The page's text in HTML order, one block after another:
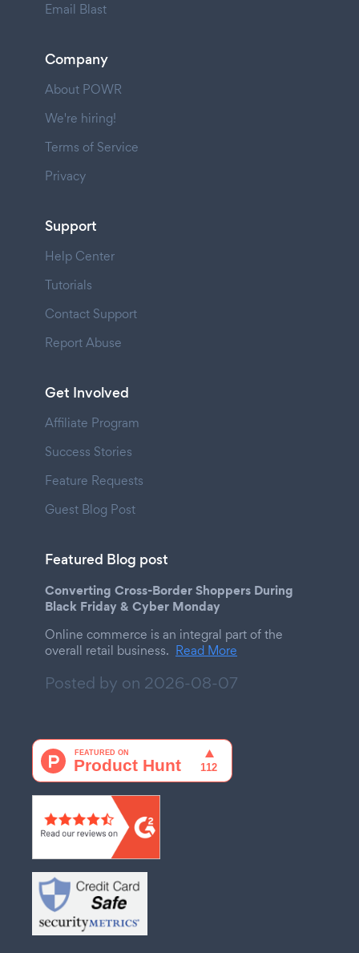
Email Blast
Company
About POWR
We're hiring!
Terms of Service
Privacy
Support
Help Center
Tutorials
Contact Support
Report Abuse
Get Involved
Affiliate Program
Success Stories
Feature Requests
Guest Blog Post
Featured Blog post
Converting Cross-Border Shoppers During
Black Friday & Cyber Monday
Online commerce is an integral part of the
overall retail business. Read More
Posted by on 2026-08-07